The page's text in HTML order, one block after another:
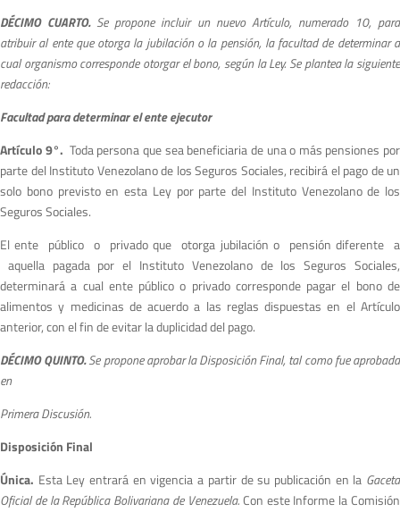
DÉCIMO CUARTO. Se propone incluir un nuevo Artículo, numerado 10, para
atribuir al ente que otorga la jubilación o la pensión, la facultad de determinar a
cual organismo corresponde otorgar el bono, según la Ley. Se plantea la siguiente
redacción:
Facultad para determinar el ente ejecutor
Artículo 9°. Toda persona que sea beneficiaria de una o más pensiones por
parte del Instituto Venezolano de los Seguros Sociales, recibirá el pago de un
solo bono previsto en esta Ley por parte del Instituto Venezolano de los
Seguros Sociales.
El ente público o privado que otorga jubilación o pensión diferente a
aquella pagada por el Instituto Venezolano de los Seguros Sociales,
determinará a cual ente público o privado corresponde pagar el bono de
alimentos y medicinas de acuerdo a las reglas dispuestas en el Artículo
anterior, con el fin de evitar la duplicidad del pago.
DÉCIMO QUINTO.Se propone aprobar la Disposición Final, tal como fue aprobada
en
Primera Discusión.
Disposición Final
Única. Esta Ley entrará en vigencia a partir de su publicación en la Gaceta
Oficial de la República Bolivariana de Venezuela.Con este Informe la Comisión